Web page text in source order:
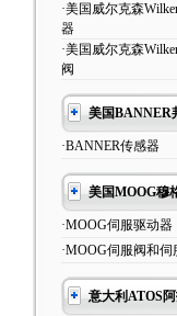
·美国威尔克森
器
·美国威尔克森
阀
美国BANNER
·BANNER传感器
美国MOOG穆
·MOOG伺服驱动器
·MOOG伺服阀和伺
意大利ATOS